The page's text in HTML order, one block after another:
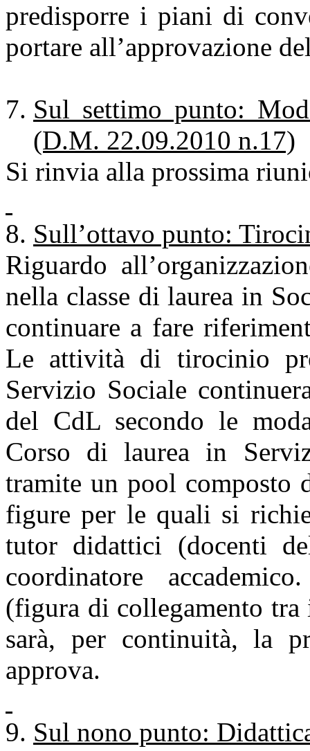
predisporre i piani di
portare all’approvazione
Sul settimo punto:
(D.M. 22.09.2010 n.17)
Si rinvia alla prossima
Sull’ottavo punto:
Riguardo
nella classe di laurea in
continuare a fare
Le attività di tirocinio
Servizio Sociale
del CdL secondo le
Corso di laurea in
tramite un pool composto
figure per le quali si
tutor didattici (docenti
coordinatore
(figura di collegamento
sarà, per continuità, la
approva.
Sul nono punto: